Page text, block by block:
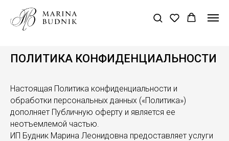
ПОЛИТИКА КОНФИДЕНЦИАЛЬНОСТИ
Настоящая Политика конфиденциальности и
обработки персональных данных («Политика»)
дополняет Публичную оферту и является ее
неотъемлемой частью.
ИП Будник Марина Леонидовна предоставляет услуги